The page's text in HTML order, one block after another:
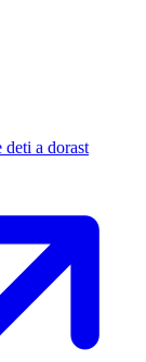
a dorast